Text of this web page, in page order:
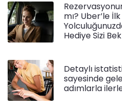
mı? Uber’le İlk
Hediye Sizi
Detaylı
sayesinde
adımlarla